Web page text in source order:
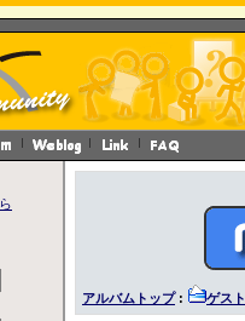
アルバムトップ: ゲスト